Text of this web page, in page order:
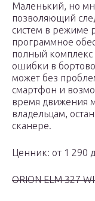
Маленький, но
позволяющий
систем в режиме
программное
полный комплекс
ошибки в
может без
смартфон и
время движения
владельцам,
сканере.
Ценник: от 1 290
ORION ELM 327